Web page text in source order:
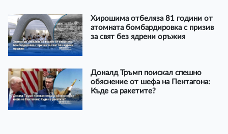
Хирошима отбеляза 81 години от
атомната бомбардировка с призив
за свят без ядрени оръжия
Доналд Тръмп поискал спешно
обяснение от шефа на Пентагона:
Къде са ракетите?